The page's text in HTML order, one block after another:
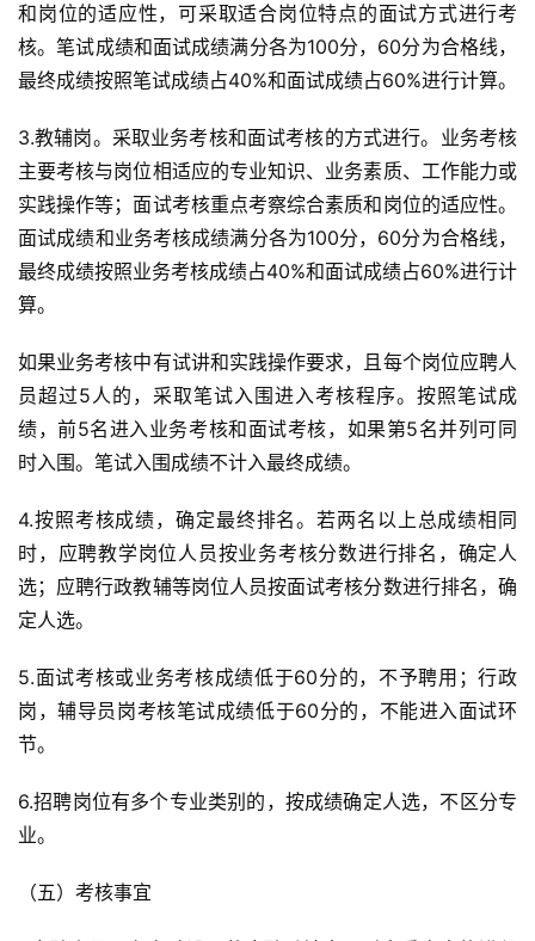
投
稿
和岗位的适应性，可采取适合岗位特点的面试方式进行考
核。笔试成绩和面试成绩满分各为100分，60分为合格线，
最终成绩按照笔试成绩占40%和面试成绩占60%进行计算。
3.教辅岗。采取业务考核和面试考核的方式进行。业务考核
主要考核与岗位相适应的专业知识、业务素质、工作能力或
实践操作等；面试考核重点考察综合素质和岗位的适应性。
面试成绩和业务考核成绩满分各为100分，60分为合格线，
最终成绩按照业务考核成绩占40%和面试成绩占60%进行计
算。
如果业务考核中有试讲和实践操作要求，且每个岗位应聘人
员超过5人的，采取笔试入围进入考核程序。按照笔试成
绩，前5名进入业务考核和面试考核，如果第5名并列可同
时入围。笔试入围成绩不计入最终成绩。
4.按照考核成绩，确定最终排名。若两名以上总成绩相同
时，应聘教学岗位人员按业务考核分数进行排名，确定人
选；应聘行政教辅等岗位人员按面试考核分数进行排名，确
定人选。
5.面试考核或业务考核成绩低于60分的，不予聘用；行政
岗，辅导员岗考核笔试成绩低于60分的，不能进入面试环
节。
6.招聘岗位有多个专业类别的，按成绩确定人选，不区分专
业。
（五）考核事宜